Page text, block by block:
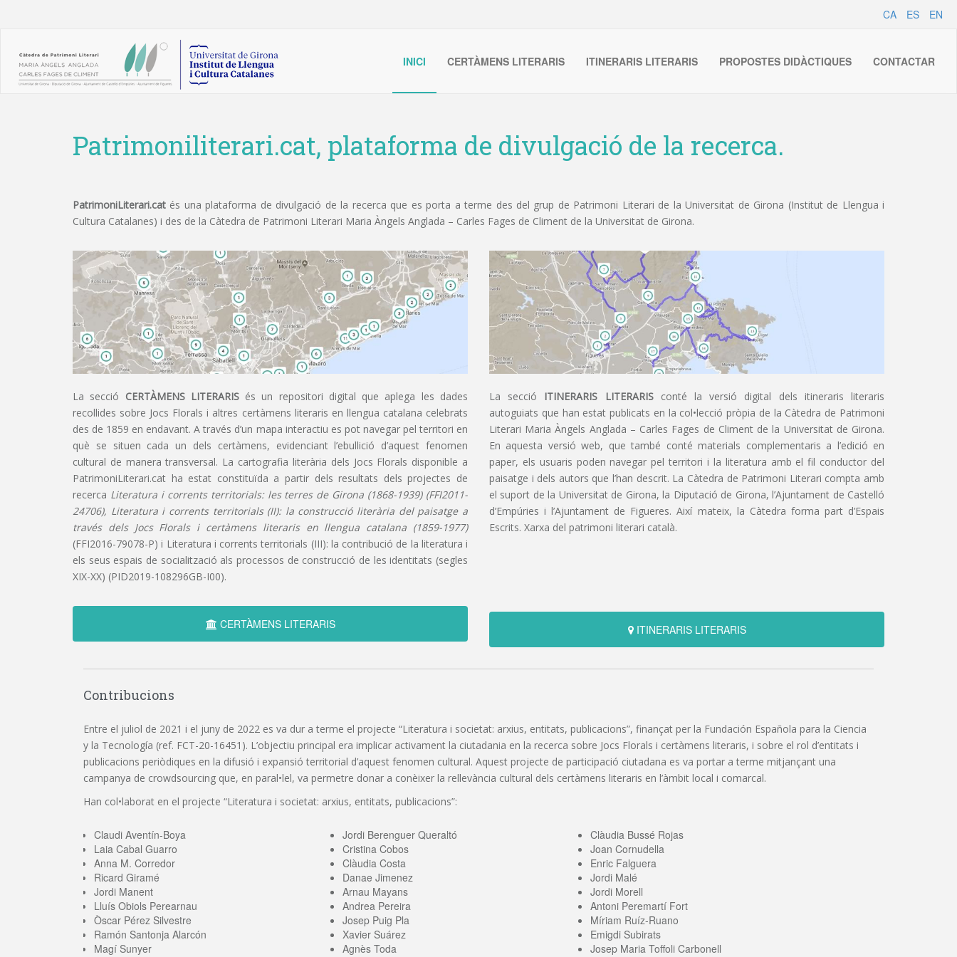
CA ES EN
INICI CERTÀMENS LITERARIS ITINERARIS LITERARIS PROPOSTES DIDÀCTIQUES CONTACTAR
Patrimoniliterari.cat, plataforma de divulgació de la recerca.
PatrimoniLiterari.cat és una plataforma de divulgació de la recerca que es porta a terme des del grup de Patrimoni Literari de la Universitat de Girona (Institut de Llengua i
Cultura Catalanes) i des de la Càtedra de Patrimoni Literari Maria Àngels Anglada – Carles Fages de Climent de la Universitat de Girona.
La secció CERTÀMENS LITERARISés un repositori digital que aplega les dades
recollides sobre Jocs Florals i altres certàmens literaris en llengua catalana celebrats
des de 1859 en endavant. A través d’un mapa interactiu es pot navegar pel territori en
què se situen cada un dels certàmens, evidenciant l’ebullició d’aquest fenomen
cultural de manera transversal. La cartografia literària dels Jocs Florals disponible a
PatrimoniLiterari.cat ha estat constituïda a partir dels resultats dels projectes de
recerca Literatura i corrents territorials: les terres de Girona (1868-1939) (FFI2011-
24706), Literatura i corrents territorials (II): la construcció literària del paisatge a
través dels Jocs Florals i certàmens literaris en llengua catalana (1859-1977)
(FFI2016-79078-P) i Literatura i corrents territorials (III): la contribució de la literatura i
els seus espais de socialització als processos de construcció de les identitats (segles
XIX-XX) (PID2019-108296GB-I00).
CERTÀMENS LITERARIS
La secció ITINERARIS LITERARISconté la versió digital dels itineraris literaris
autoguiats que han estat publicats en la col•lecció pròpia de la Càtedra de Patrimoni
Literari Maria Àngels Anglada – Carles Fages de Climent de la Universitat de Girona.
En aquesta versió web, que també conté materials complementaris a l’edició en
paper, els usuaris poden navegar pel territori i la literatura amb el fil conductor del
paisatge i dels autors que l’han descrit. La Càtedra de Patrimoni Literari compta amb
el suport de la Universitat de Girona, la Diputació de Girona, l’Ajuntament de Castelló
d’Empúries i l’Ajuntament de Figueres. Així mateix, la Càtedra forma part d’Espais
Escrits. Xarxa del patrimoni literari català.
ITINERARIS LITERARIS
Contribucions
Entre el juliol de 2021 i el juny de 2022 es va dur a terme el projecte “Literatura i societat: arxius, entitats, publicacions”, finançat per la Fundación Española para la Ciencia
y la Tecnología (ref. FCT-20-16451). L’objectiu principal era implicar activament la ciutadania en la recerca sobre Jocs Florals i certàmens literaris, i sobre el rol d’entitats i
publicacions periòdiques en la difusió i expansió territorial d’aquest fenomen cultural. Aquest projecte de participació ciutadana es va portar a terme mitjançant una
campanya de crowdsourcing que, en paral•lel, va permetre donar a conèixer la rellevància cultural dels certàmens literaris en l’àmbit local i comarcal.
Han col•laborat en el projecte “Literatura i societat: arxius, entitats, publicacions”:
Claudi Aventín-Boya Jordi Berenguer Queraltó
Clàudia Bussé Rojas
Laia Cabal Guarro
Cristina Cobos
Joan Cornudella
Anna M. Corredor
Clàudia Costa
Enric Falguera
Ricard Giramé
Danae Jimenez
Jordi Malé
Jordi Manent
Arnau Mayans
Jordi Morell
Lluís Obiols Perearnau
Andrea Pereira
Antoni Peremartí Fort
Òscar Pérez Silvestre
Josep Puig Pla
Míriam Ruíz-Ruano
Ramón Santonja Alarcón
Xavier Suárez
Emigdi Subirats
Magí Sunyer
Agnès Toda
Josep Maria Toffoli Carbonell